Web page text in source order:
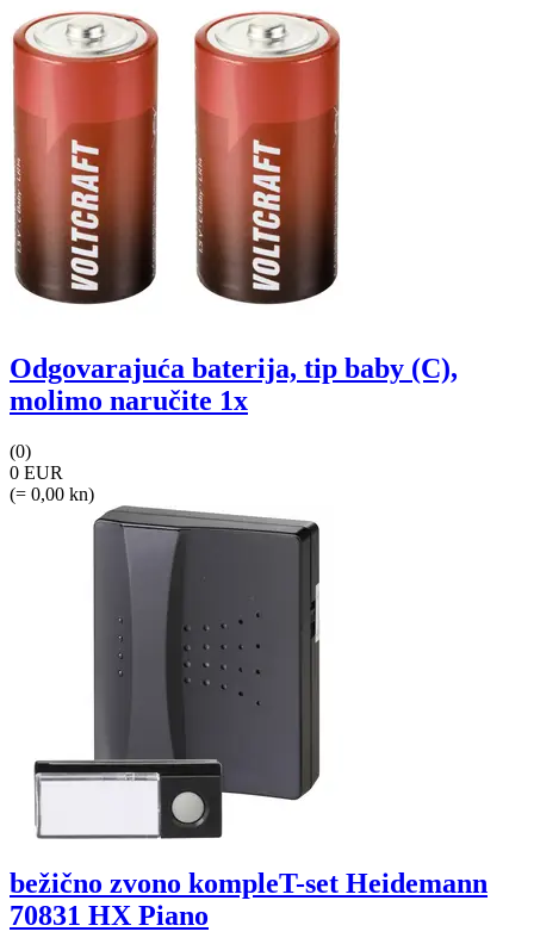
Odgovarajuća baterija, tip baby (C),
molimo naručite 1x
(0)
0 EUR
(= 0,00 kn)
bežično zvono kompleT-set Heidemann
70831 HX Piano